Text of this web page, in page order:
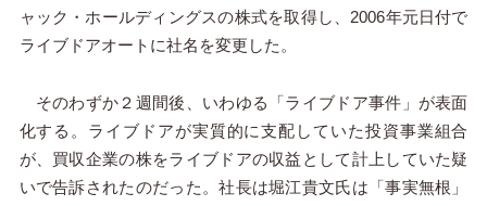
ャック・ホールディングスの株式を取得し、2006年元日付で
ライブドアオートに社名を変更した。
そのわずか２週間後、いわゆる「ライブドア事件」が表面
化する。ライブドアが実質的に支配していた投資事業組合
が、買収企業の株をライブドアの収益として計上していた疑
いで告訴されたのだった。社長は堀江貴文氏は「事実無根」